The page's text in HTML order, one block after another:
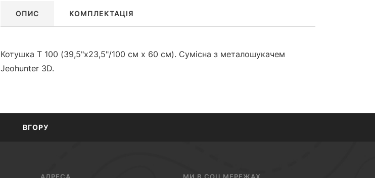
ОПИС КОМПЛЕКТАЦІЯ
Котушка T 100 (39,5"x23,5"/100 см х 60 см). Сумісна з металошукачем
Jeohunter 3D.
ВГОРУ